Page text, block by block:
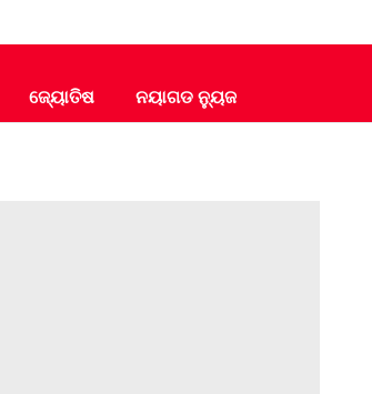
ଜ୍ୟୋତିଷ ନୟାଗଡ ନ୍ୟୁଜ